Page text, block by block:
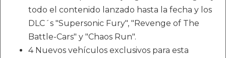
todo el contenido lanzado hasta la fecha y los
DLC´s "Supersonic Fury", "Revenge of The
Battle-Cars" y "Chaos Run".
4 Nuevos vehículos exclusivos para esta